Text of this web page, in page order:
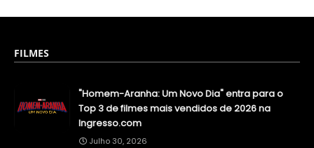
FILMES
"Homem-Aranha: Um Novo Dia" entra para o
Top 3 de filmes mais vendidos de 2026 na
Ingresso.com
Julho 30, 2026